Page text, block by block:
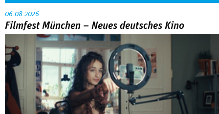
06.08.2026
Filmfest München – Neues deutsches Kino